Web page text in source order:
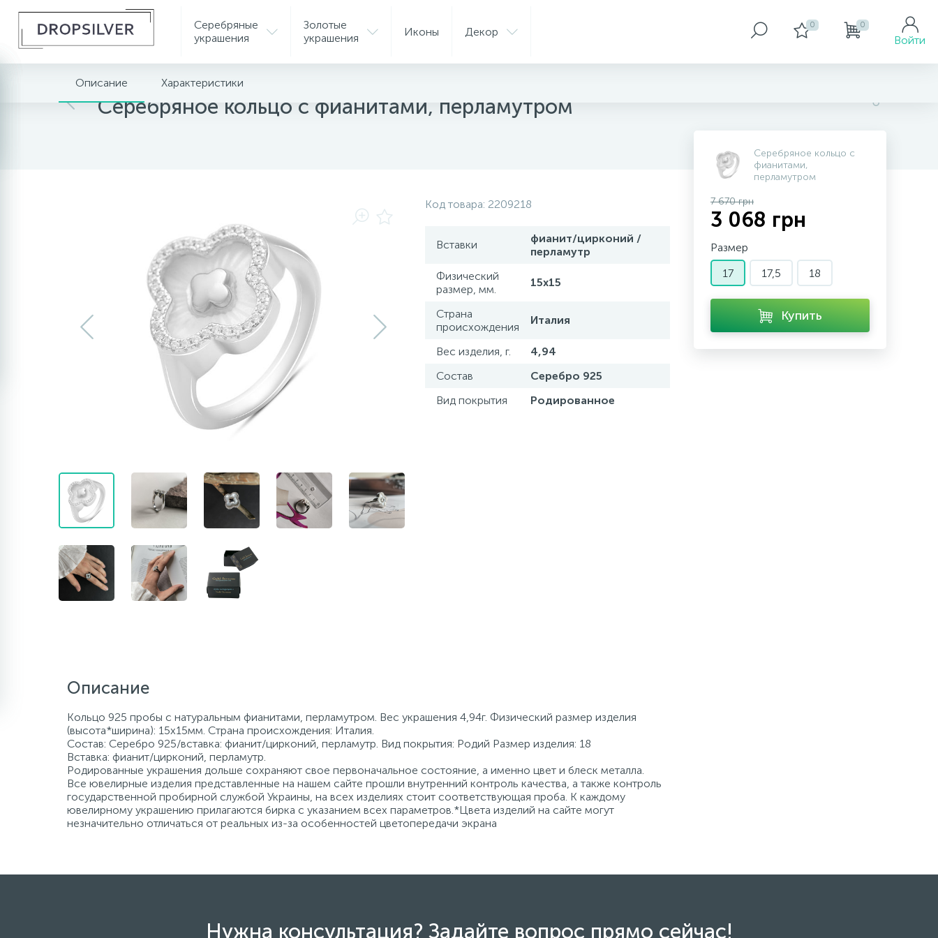
Серебряные
украшения
Золотые
украшения
Иконы Декор 0 0
Войти
Главная Серебряные украшения
Серебряное кольцо с фианитами, перламутром
Описание Характеристики
Код товара: 2209218
Вставки
фианит/цирконий /
перламутр
Физический
размер, мм.
15х15
Страна
происхождения
Италия
Вес изделия, г.
4,94
Состав
Серебро 925
Вид покрытия
Родированное
Описание
Кольцо 925 пробы с натуральным фианитами, перламутром. Вес украшения 4,94г. Физический размер изделия
(высота*ширина): 15х15мм. Страна происхождения: Италия.
Состав: Серебро 925/вставка: фианит/цирконий, перламутр. Вид покрытия: Родий Размер изделия: 18
Вставка: фианит/цирконий, перламутр.
Родированные украшения дольше сохраняют свое первоначальное состояние, а именно цвет и блеск металла.
Все ювелирные изделия представленные на нашем сайте прошли внутренний контроль качества, а также контроль
государственной пробирной службой Украины, на всех изделиях стоит соответствующая проба. К каждому
ювелирному украшению прилагаются бирка с указанием всех параметров.*Цвета изделий на сайте могут
незначительно отличаться от реальных из-за особенностей цветопередачи экрана
Серебряное кольцо с
фианитами,
перламутром
7 670 грн
3 068 грн
Размер
17
17,5 18
Купить
Нужна консультация? Задайте вопрос прямо сейчас!